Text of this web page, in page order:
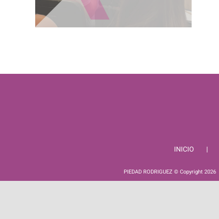
INICIO
PIEDAD RODRIGUEZ © Copyright